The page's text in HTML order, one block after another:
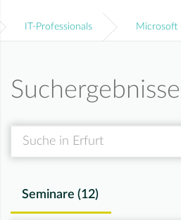
IT-Professionals Microsoft
Seminare (12)